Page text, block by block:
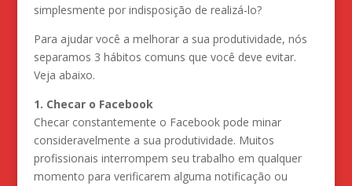
simplesmente por indisposição de realizá-lo?
Para ajudar você a melhorar a sua produtividade, nós
separamos 3 hábitos comuns que você deve evitar.
Veja abaixo.
1. Checar o Facebook
Checar constantemente o Facebook pode minar
consideravelmente a sua produtividade. Muitos
profissionais interrompem seu trabalho em qualquer
momento para verificarem alguma notificação ou